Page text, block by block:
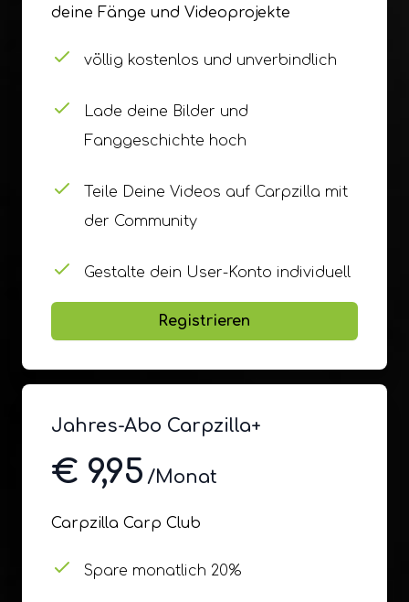
deine Fänge und Videoprojekte
völlig kostenlos und unverbindlich
Lade deine Bilder und
Fanggeschichte hoch
Teile Deine Videos auf Carpzilla mit
der Community
Gestalte dein User-Konto individuell
Registrieren
Jahres-Abo Carpzilla+
€ 9,95 /Monat
Carpzilla Carp Club
Spare monatlich 20%